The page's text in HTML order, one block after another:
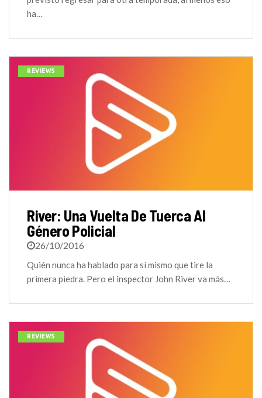
ha…
REVIEWS
River: Una Vuelta De Tuerca Al
Género Policial
26/10/2016
Quién nunca ha hablado para sí mismo que tire la
primera piedra. Pero el inspector John River va más…
REVIEWS